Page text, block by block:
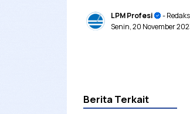
LPM Profesi
-
Senin, 20 November
Berita Terkait